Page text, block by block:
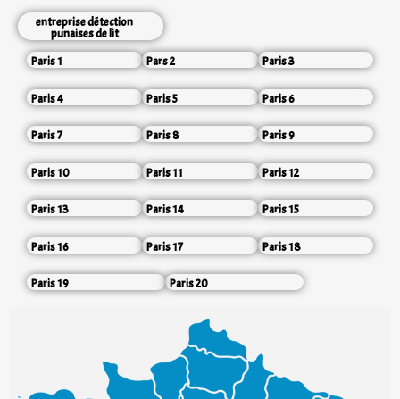
entreprise détection
punaises de lit
Paris 1
Pars 2 Paris 3
Paris 4 Paris 5 Paris 6
Paris 7 Paris 8 Paris 9
Paris 10 Paris 11 Paris 12
Paris 13 Paris 14 Paris 15
Paris 16 Paris 17 Paris 18
Paris 19 Paris 20